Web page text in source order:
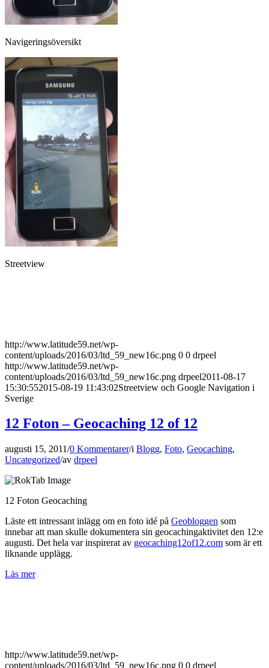
Navigeringsöversikt
Streetview
http://www.latitude59.net/wp-
content/uploads/2016/03/ltd_59_new16c.png 0 0 drpeel
http://www.latitude59.net/wp-
content/uploads/2016/03/ltd_59_new16c.png drpeel2011-08-17
15:30:552015-08-19 11:43:02Streetview och Google Navigation i
Sverige
12 Foton – Geocaching 12 of 12
augusti 15, 2011/0 Kommentarer/i Blogg, Foto, Geocaching,
Uncategorized/av drpeel
12 Foton Geocaching
Läste ett intressant inlägg om en foto idé på Geobloggen som
innebar att man skulle dokumentera sin geocachingaktivitet den 12:e
augusti. Det hela var inspirerat av geocaching12of12.com som är ett
liknande upplägg.
Läs mer
http://www.latitude59.net/wp-
content/uploads/2016/03/ltd_59_new16c.png 0 0 drpeel